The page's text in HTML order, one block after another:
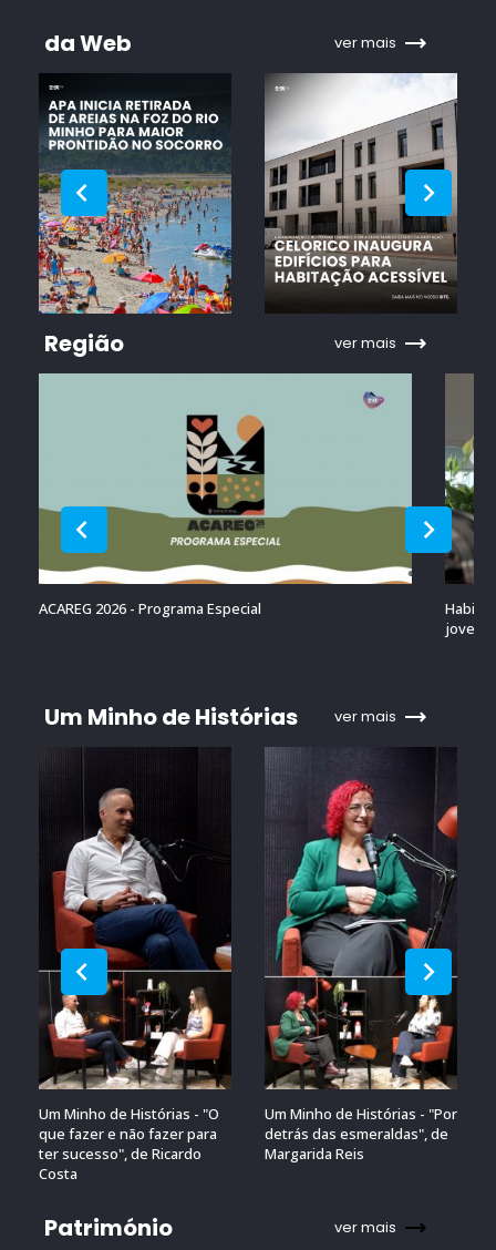
da Web ver mais
Região ver mais
ACAREG 2026 - Programa Especial
jovens
Um Minho de Histórias ver mais
Um Minho de Histórias - "O
que fazer e não fazer para
ter sucesso", de Ricardo
Costa
Um Minho de Histórias - "Por
detrás das esmeraldas", de
Margarida Reis
Património ver mais